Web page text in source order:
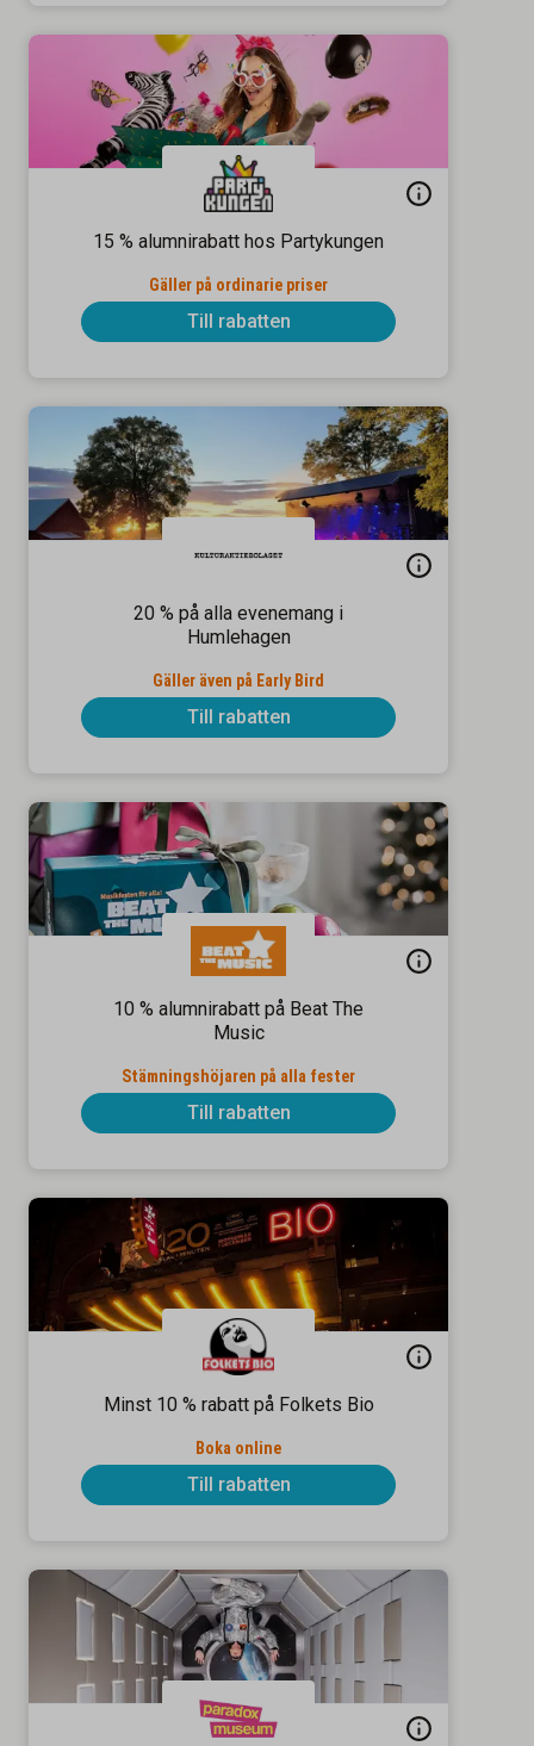
15 % alumnirabatt hos Partykungen
Gäller på ordinarie priser
Till rabatten
20 % på alla evenemang i
Humlehagen
Gäller även på Early Bird
Till rabatten
10 % alumnirabatt på Beat The
Music
Stämningshöjaren på alla fester
Till rabatten
Minst 10 % rabatt på Folkets Bio
Boka online
Till rabatten